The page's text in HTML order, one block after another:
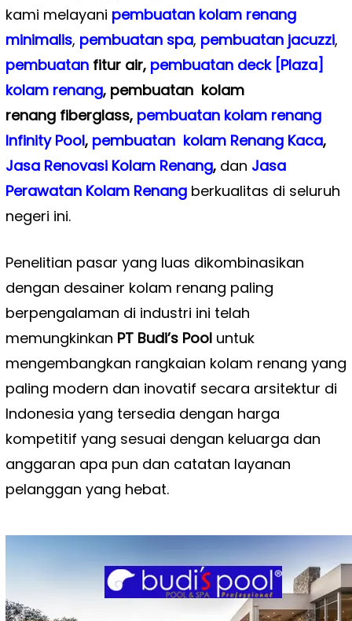
kami melayani pembuatan kolam renang
minimalis, pembuatan spa, pembuatan jacuzzi,
pembuatan fitur air, pembuatan deck [Plaza]
kolam renang, pembuatan kolam
renang fiberglass, pembuatan kolam renang
Infinity Pool, pembuatan kolam Renang Kaca,
Jasa Renovasi Kolam Renang, dan Jasa
Perawatan Kolam Renangberkualitas di seluruh
negeri ini.
Penelitian pasar yang luas dikombinasikan
dengan desainer kolam renang paling
berpengalaman di industri ini telah
memungkinkan PT Budi’s Pooluntuk
mengembangkan rangkaian kolam renang yang
paling modern dan inovatif secara arsitektur di
Indonesia yang tersedia dengan harga
kompetitif yang sesuai dengan keluarga dan
anggaran apa pun dan catatan layanan
pelanggan yang hebat.